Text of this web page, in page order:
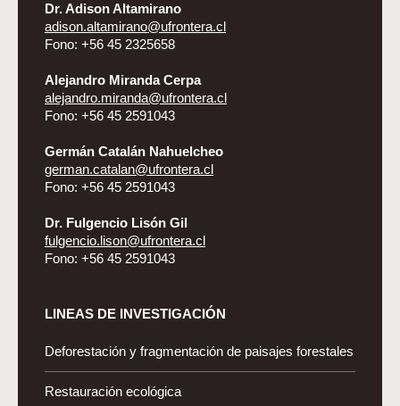
Dr. Adison Altamirano
adison.altamirano@ufrontera.cl
Fono: +56 45 2325658
Alejandro Miranda Cerpa
alejandro.miranda@ufrontera.cl
Fono: +56 45 2591043
Germán Catalán Nahuelcheo
german.catalan@ufrontera.cl
Fono: +56 45 2591043
Dr. Fulgencio Lisón Gil
fulgencio.lison@ufrontera.cl
Fono: +56 45 2591043
LINEAS DE INVESTIGACIÓN
Deforestación y fragmentación de paisajes forestales
Restauración ecológica